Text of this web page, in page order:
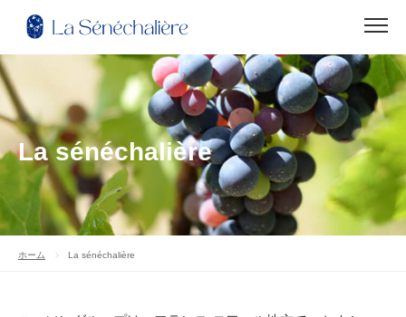
La sénéchalière
ホーム La sénéchalière